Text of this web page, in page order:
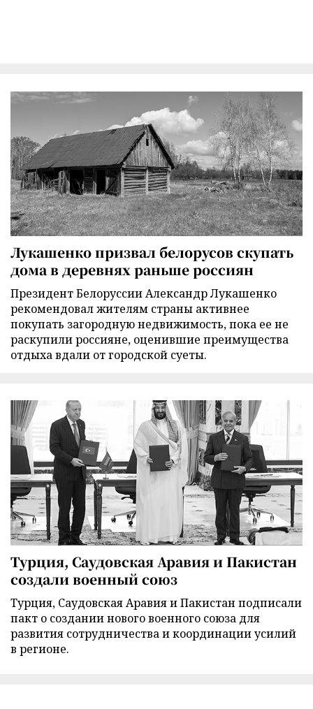
Лукашенко призвал белорусов скупать
дома в деревнях раньше россиян
Президент Белоруссии Александр Лукашенко
рекомендовал жителям страны активнее
покупать загородную недвижимость, пока ее не
раскупили россияне, оценившие преимущества
отдыха вдали от городской суеты.
Турция, Саудовская Аравия и Пакистан
создали военный союз
Турция, Саудовская Аравия и Пакистан подписали
пакт о создании нового военного союза для
развития сотрудничества и координации усилий
в регионе.